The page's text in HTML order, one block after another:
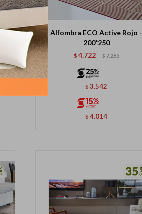
Alfombra ECO Active Rojo -
200*250
$ 4.722 $7.265
$ 3.542
$ 4.014